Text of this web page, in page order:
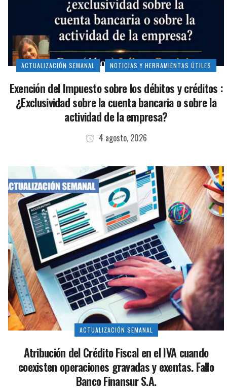
ACTUALIZACIÓN SEMANAL NOTICIAS Y HERRAMIENTAS ÚTILES
Exención del Impuesto sobre los débitos y créditos :
¿Exclusividad sobre la cuenta bancaria o sobre la
actividad de la empresa?
4 agosto, 2026
ACTUALIZACIÓN SEMANAL
Atribución del Crédito Fiscal en el IVA cuando
coexisten operaciones gravadas y exentas. Fallo
Banco Finansur S.A.